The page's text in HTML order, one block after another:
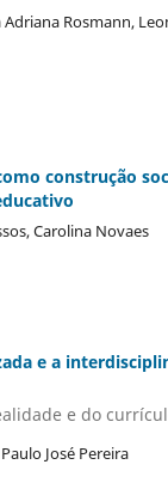
Rosmann,
construção
Carolina Novaes
e a
e do
José Pereira